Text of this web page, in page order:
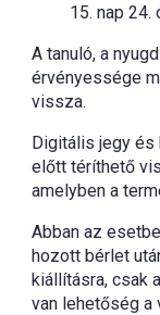
15. nap
A tanuló, a
érvényessége
vissza.
Digitális jegy
előtt téríthető
amelyben a
Abban az
hozott bérlet
kiállításra, csak
van lehetőség a